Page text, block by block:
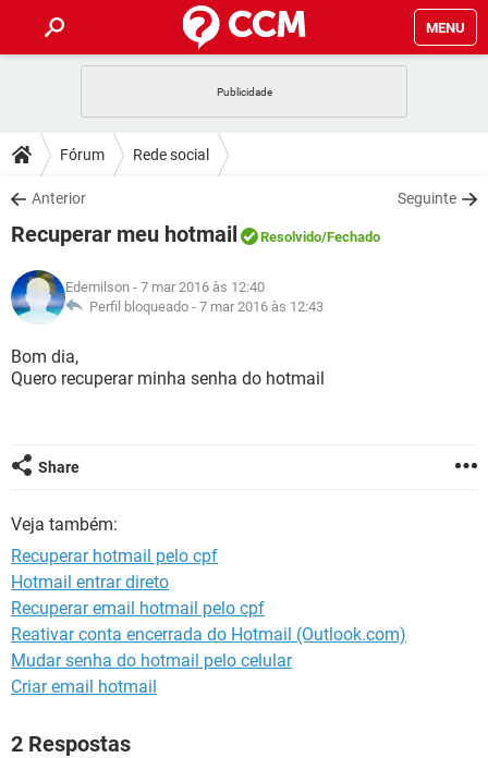
MENU
CELULAR
OUTLOOK
INSTAGRAM GMAIL
GUIA DE COMPRAS
DICAS
JOGOS
INSTAGRAM GMAIL
GUIA DE COMPRAS
DOWNLOADS
JOGOS WHATSAPP
CELULAR
OUTLOOK EXCEL
INSTAGRAM
GUIA DE COMPRAS
FÓRUM
JOGOS WHATSAPP
CELULAR
OUTLOOK
GLOSSÁRIO
JOGOS
CELULAR FACEBOOK
INSTAGRAM
Fórum Rede social
Anterior Seguinte
Recuperar meu hotmail Resolvido/Fechado
Edemilson - 7 mar 2016 às 12:40
Perfil bloqueado - 7 mar 2016 às 12:43
Bom dia,
Quero recuperar minha senha do hotmail
Share
Veja também:
Recuperar hotmail pelo cpf
Hotmail entrar direto
Recuperar email hotmail pelo cpf
Reativar conta encerrada do Hotmail (Outlook.com)
Mudar senha do hotmail pelo celular
Criar email hotmail
2 Respostas